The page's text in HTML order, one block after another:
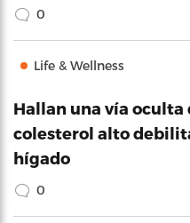
0
Life & Wellness
Hallan una vía oculta
colesterol alto
hígado
0